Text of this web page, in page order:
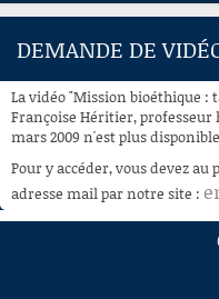
ACCUEIL
À LA DEMANDE
RECHERCHE
AIDE À LA DÉCOUPE
DE VIDÉOS
DEMANDE DE
La vidéo "Mission bioéthique
Françoise Héritier, professeur
mars 2009 n'est plus
Pour y accéder, vous devez
adresse mail par notre site :